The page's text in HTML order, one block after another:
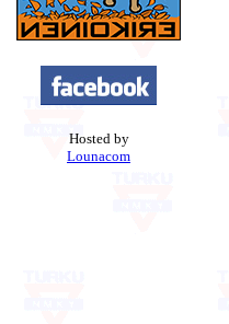
Hosted by
Lounacom